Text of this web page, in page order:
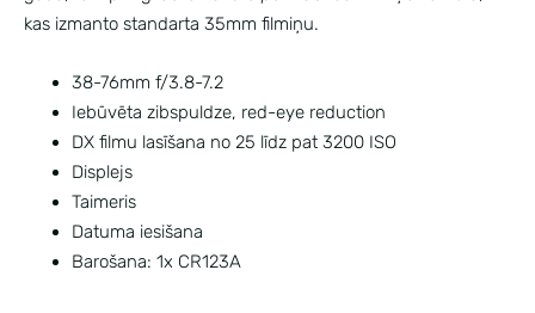
kas izmanto standarta 35mm filmiņu.
38-76mm f/3.8-7.2
Iebūvēta zibspuldze, red-eye reduction
DX filmu lasīšana no 25 līdz pat 3200 ISO
Displejs
Taimeris
Datuma iesišana
Barošana: 1x CR123A